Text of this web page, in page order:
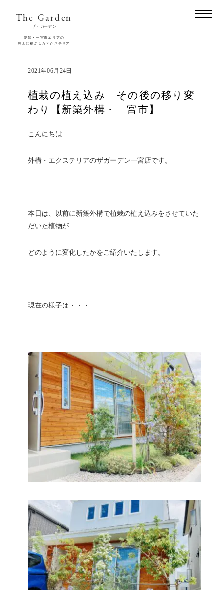
The Garden
ザ・ガーデン
愛知・一宮市エリアの
風土に根ざしたエクステリア
2021年06月24日
植栽の植え込み その後の移り変
わり【新築外構・一宮市】
こんにちは
外構・エクステリアのザガーデン一宮店です。
本日は、以前に新築外構で植栽の植え込みをさせていた
だいた植物が
どのように変化したかをご紹介いたします。
現在の様子は・・・